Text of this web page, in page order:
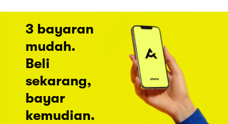
3 bayaran
mudah.
Beli
sekarang,
bayar
kemudian.